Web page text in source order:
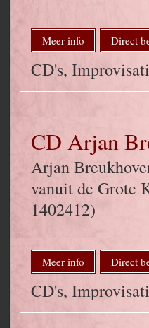
Meer info Direct
CD's,
CD Arjan
Arjan
vanuit de Grote
1402412)
Meer info Direct
CD's,